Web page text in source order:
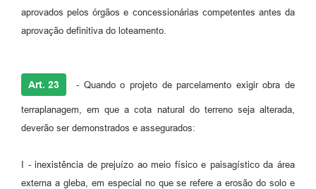
aprovados pelos órgãos e concessionárias competentes antes da
aprovação definitiva do loteamento.
Art. 23 - Quando o projeto de parcelamento exigir obra de
terraplanagem, em que a cota natural do terreno seja alterada,
deverão ser demonstrados e assegurados:
I - inexistência de prejuízo ao meio físico e paisagístico da área
externa a gleba, em especial no que se refere a erosão do solo e